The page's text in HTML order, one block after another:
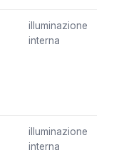
illuminazione
interna
illuminazione
interna